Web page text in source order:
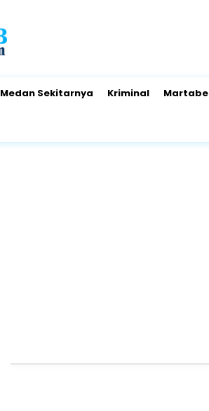
Medan Sekitarnya Kriminal Martabe